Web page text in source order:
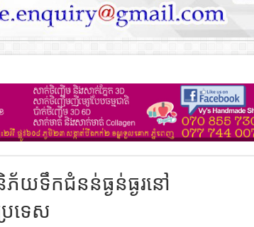
យទឹកជំនន់ធ្ងន់ធ្ងរនៅ
រទេស